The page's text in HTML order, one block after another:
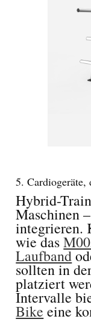
5. Cardiogeräte,
Hybrid-
Maschinen
integrieren.
wie das
Laufband
sollten in
platziert
Intervalle
Bike eine